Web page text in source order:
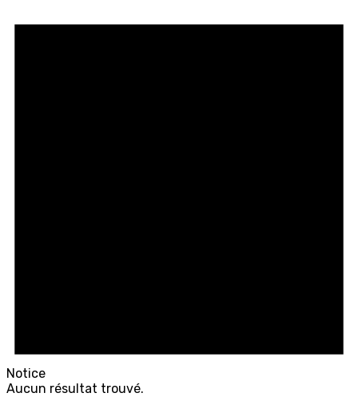
Notice
Aucun résultat trouvé.